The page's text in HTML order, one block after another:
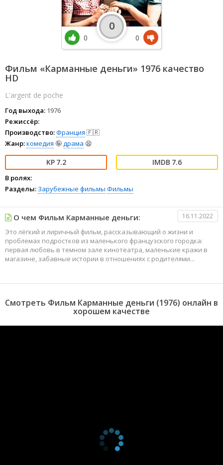
Фильм «Карманные деньги» 1976 качество
HD
L'argent de poche
Год выхода: 1976
Режиссёр:
Производство:Франция 🇫🇷
Жанр:комедия 🤪драма 😫
7.2 7.6
В ролях:
Разделы: Зарубежные фильмы Фильмы
0
0
0
О чем Фильм Карманные деньги: 16.11.2022
Это лёгкий и лиричный фильм, рассказывающий о жизни и
проблемах подростков из маленького французского городка:
первая любовь в темном зале кинотеатра, маленькие кражи в
магазине, забавные истории в отношениях с родителями...
Смотреть Фильм Карманные деньги (1976) онлайн в
хорошем качестве